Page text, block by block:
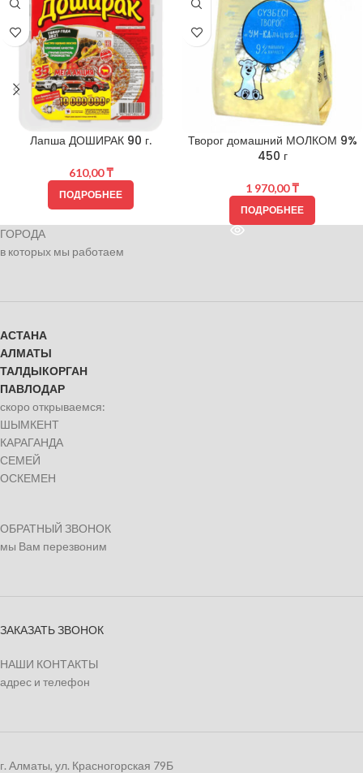
Лапша ДОШИРАК 90 г.
610,00₸
ПОДРОБНЕЕ
Творог домашний МОЛКОМ 9%
450 г
1 970,00₸
ПОДРОБНЕЕ
ГОРОДА
в которых мы работаем
АСТАНА
АЛМАТЫ
ТАЛДЫКОРГАН
ПАВЛОДАР
скоро открываемся:
ШЫМКЕНТ
КАРАГАНДА
СЕМЕЙ
ОСКЕМЕН
ОБРАТНЫЙ ЗВОНОК
мы Вам перезвоним
ЗАКАЗАТЬ ЗВОНОК
НАШИ КОНТАКТЫ
адрес и телефон
г. Алматы, ул. Красногорская 79Б